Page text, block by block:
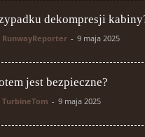
dekompresji
RunwayReporter - 9 maja 2025
jest bezpieczne?
TurbineTom - 9 maja 2025